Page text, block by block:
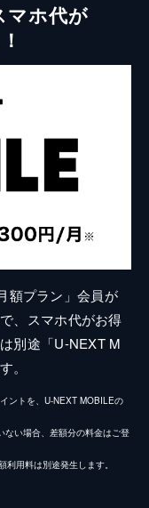
マホ代が
額プラン」会員が
、スマホ代がお得
別途「U-NEXT M
。
ントを、U-NEXT MOBILEの
ない場合、差額分の料金はご登
用料は別途発生します。